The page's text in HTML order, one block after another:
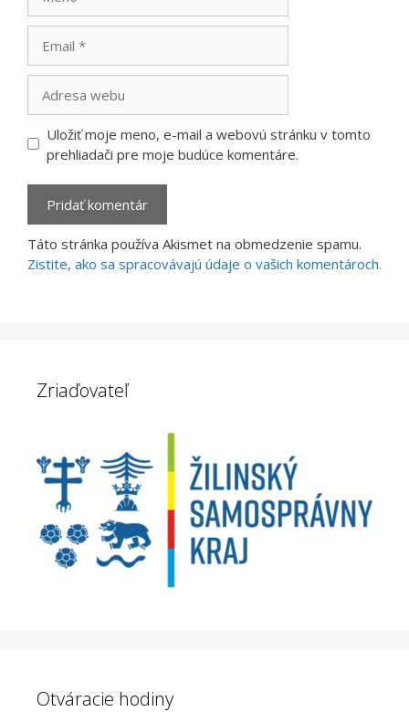
webu
Uložiť moje meno, e-mail a webovú stránku v tomto
prehliadači pre moje budúce komentáre.
Táto stránka používa Akismet na obmedzenie spamu.
Zistite, ako sa spracovávajú údaje o vašich komentároch.
Zriaďovateľ
Otváracie hodiny